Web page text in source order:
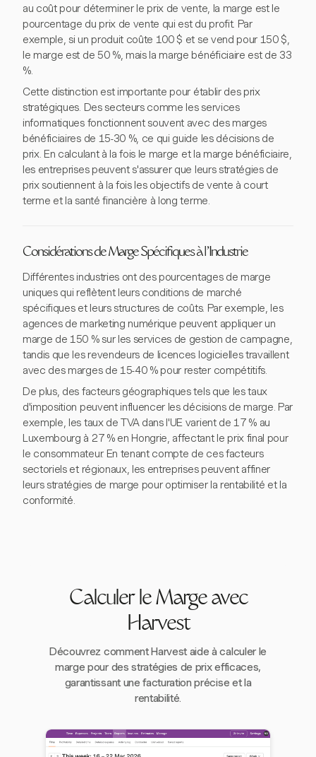
au coût pour déterminer le prix de vente, la marge est le
pourcentage du prix de vente qui est du profit. Par
exemple, si un produit coûte 100 $ et se vend pour 150 $,
le marge est de 50 %, mais la marge bénéficiaire est de 33
%.
Cette distinction est importante pour établir des prix
stratégiques. Des secteurs comme les services
informatiques fonctionnent souvent avec des marges
bénéficiaires de 15-30 %, ce qui guide les décisions de
prix. En calculant à la fois le marge et la marge bénéficiaire,
les entreprises peuvent s'assurer que leurs stratégies de
prix soutiennent à la fois les objectifs de vente à court
terme et la santé financière à long terme.
Considérations de Marge Spécifiques à l'Industrie
Différentes industries ont des pourcentages de marge
uniques qui reflètent leurs conditions de marché
spécifiques et leurs structures de coûts. Par exemple, les
agences de marketing numérique peuvent appliquer un
marge de 150 % sur les services de gestion de campagne,
tandis que les revendeurs de licences logicielles travaillent
avec des marges de 15-40 % pour rester compétitifs.
De plus, des facteurs géographiques tels que les taux
d'imposition peuvent influencer les décisions de marge. Par
exemple, les taux de TVA dans l'UE varient de 17 % au
Luxembourg à 27 % en Hongrie, affectant le prix final pour
le consommateur. En tenant compte de ces facteurs
sectoriels et régionaux, les entreprises peuvent affiner
leurs stratégies de marge pour optimiser la rentabilité et la
conformité.
Calculer le Marge avec
Harvest
Découvrez comment Harvest aide à calculer le
marge pour des stratégies de prix efficaces,
garantissant une facturation précise et la
rentabilité.